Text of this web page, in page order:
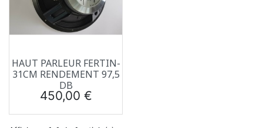
HAUT PARLEUR FERTIN-
31CM RENDEMENT 97,5
DB
Prix
450,00 €